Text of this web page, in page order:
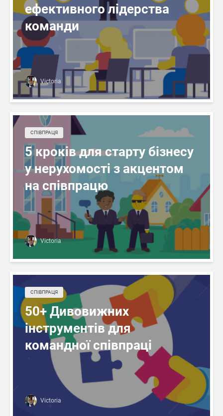
ефективного лідерства
команди
Victoria
СПІВПРАЦЯ
5 кроків для старту бізнесу
у нерухомості з акцентом
на співпрацю
Victoria
СПІВПРАЦЯ
50+ Дивовижних
інструментів для
командної співпраці
Victoria